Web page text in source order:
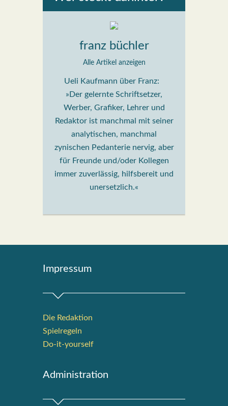
franz büchler
Alle Artikel anzeigen
Ueli Kaufmann über Franz:
»Der gelernte Schriftsetzer,
Werber, Grafiker, Lehrer und
Redaktor ist manchmal mit seiner
analytischen, manchmal
zynischen Pedanterie nervig, aber
für Freunde und/oder Kollegen
immer zuverlässig, hilfsbereit und
unersetzlich.«
Impres­sum
Die Redak­ti­on
Spiel­re­geln
Do-it-your­s­elf
Admi­nis­tra­ti­on